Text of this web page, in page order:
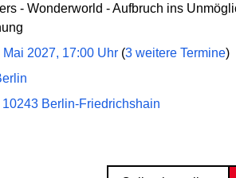
- Wonderworld - Aufbruch ins
Mai 2027, 17:00 Uhr (3 weitere Termine)
Berlin-Friedrichshain